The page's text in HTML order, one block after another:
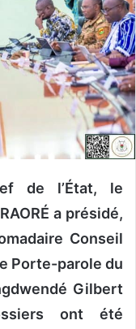
de l’État, le
a présidé,
Conseil
Porte-parole du
Gilbert
ont été